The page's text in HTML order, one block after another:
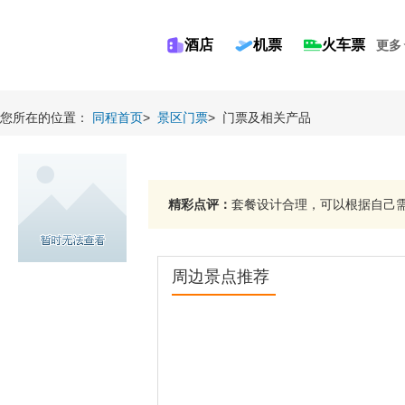
酒店 机票 火车票 更多
您所在的位置： 同程首页> 景区门票> 门票及相关产品
精彩点评： 套餐设计合理，可以根据自己
周边景点推荐